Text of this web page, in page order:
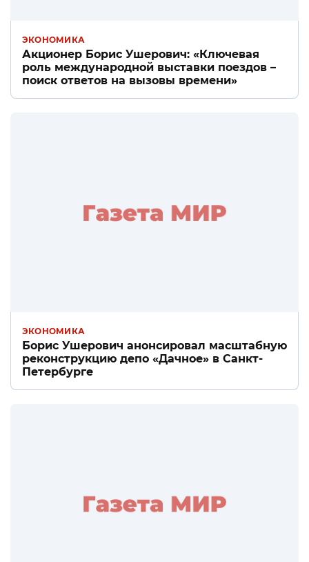
ЭКОНОМИКА
Акционер Борис Ушерович: «Ключевая
роль международной выставки поездов –
поиск ответов на вызовы времени»
ЭКОНОМИКА
Борис Ушерович анонсировал масштабную
реконструкцию депо «Дачное» в Санкт-
Петербурге